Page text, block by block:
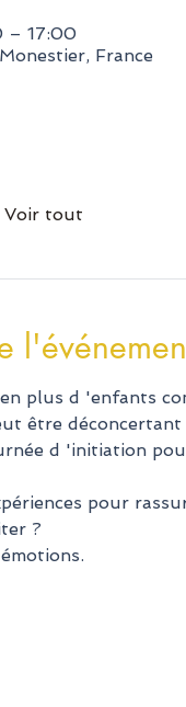
– 17:00
France
Voir tout
plus d 'enfants
être déconcertant
d 'initiation
pour
?